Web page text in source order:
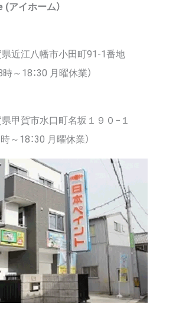
(アイホーム）
近江八幡市小田町91-1番地
時～18：30 月曜休業）
甲賀市水口町名坂１９０−１
時～18：30 月曜休業）